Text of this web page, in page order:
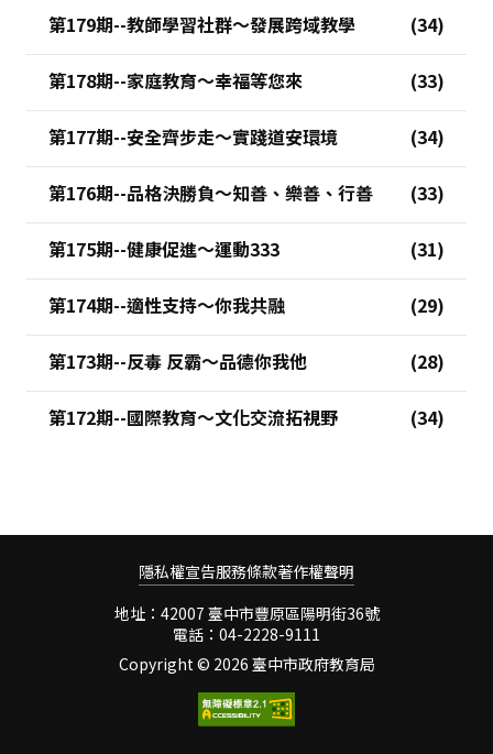
第179期--教師學習社群～發展跨域教學
第178期--家庭教育～幸福等您來
第177期--安全齊步走～實踐道安環境
第176期--品格決勝負～知善、樂善、行善
第175期--健康促進～運動333
第174期--適性支持～你我共融
第173期--反毒 反霸～品德你我他
第172期--國際教育～文化交流拓視野
隱私權宣告服務條款著作權聲明
地址：42007 臺中市豐原區陽明街36號
電話：04-2228-9111
Copyright © 2026 臺中市政府教育局